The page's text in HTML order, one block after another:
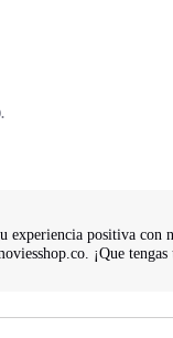
positiva con
¡Que tengas